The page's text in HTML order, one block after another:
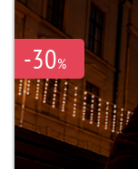
-30%